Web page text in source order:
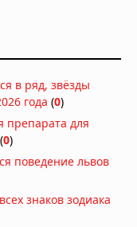
вихри,
в Луну на
в час
в ряд, звёзды
года (0)
препарата для
(0)
поведение львов
знаков зодиака